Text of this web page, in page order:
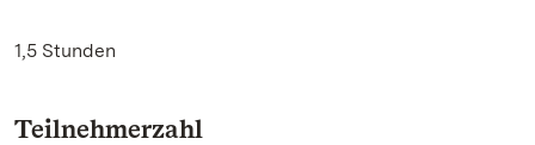
1,5 Stunden
Teilnehmerzahl